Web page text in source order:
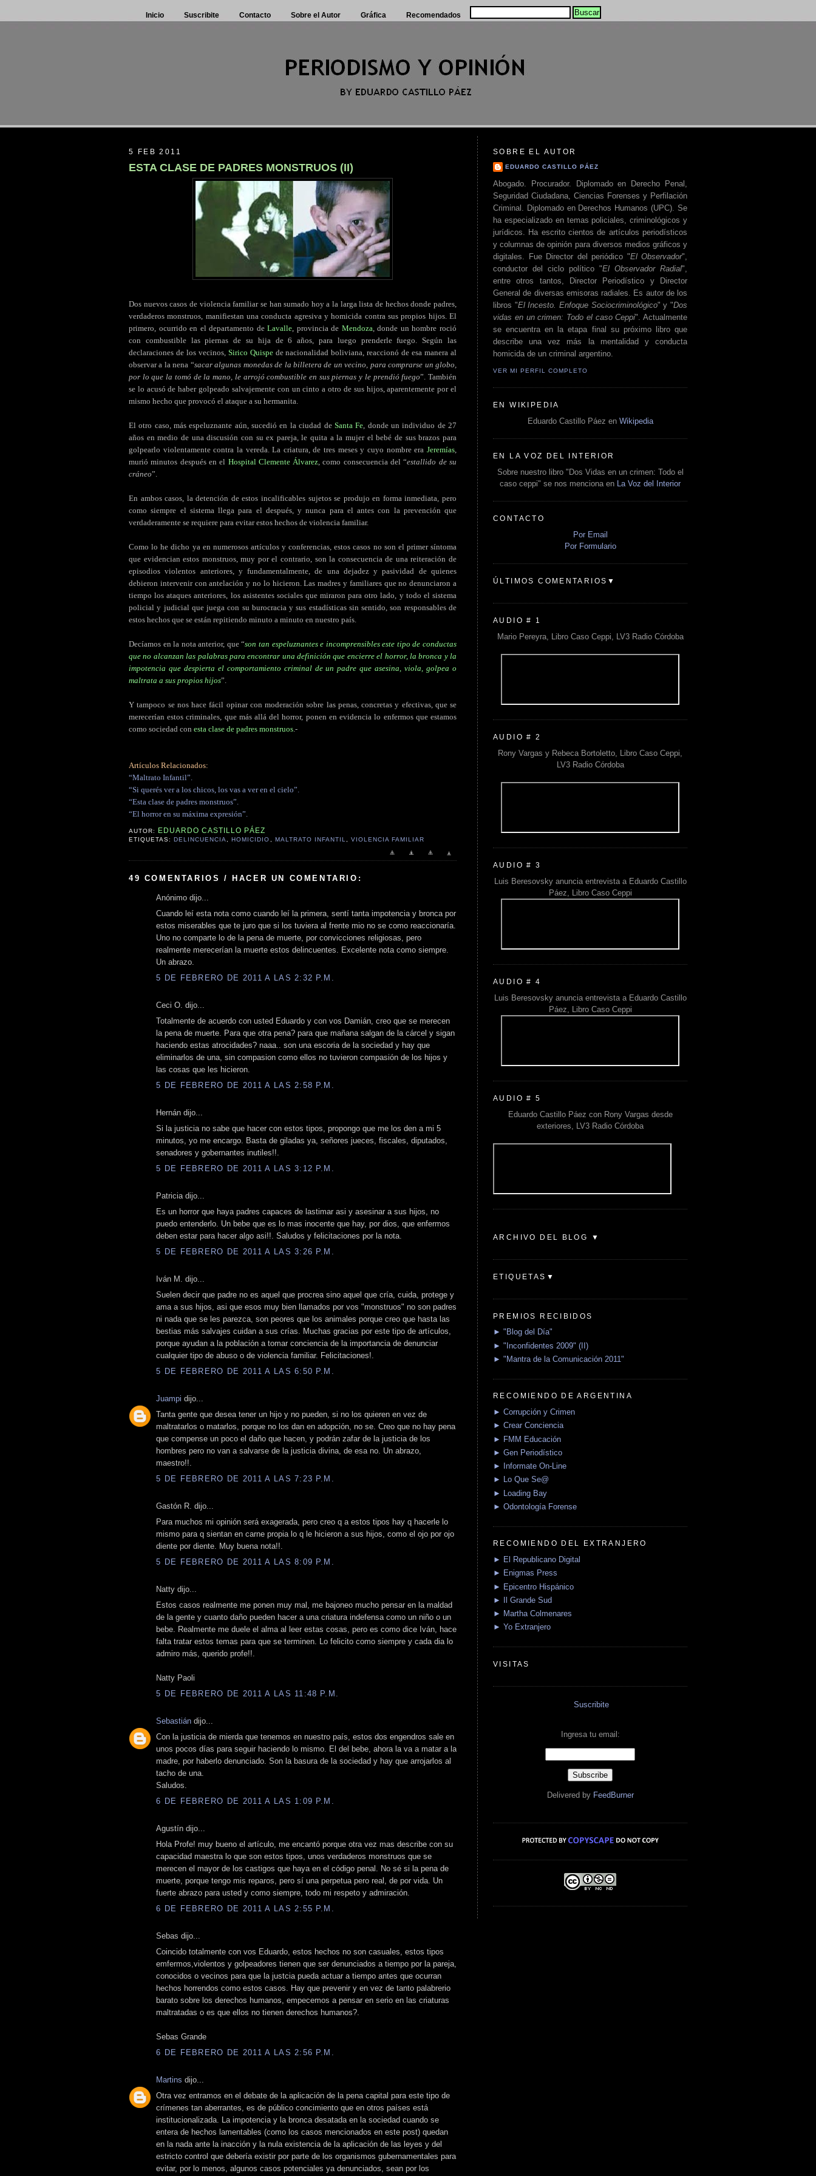
Inicio Suscribite Contacto Sobre el Autor Gráfica Recomendados
5 FEB 2011
ESTA CLASE DE PADRES MONSTRUOS (II)
Dos nuevos casos de violencia familiar se han sumado hoy a la larga lista de hechos donde padres,
verdaderos monstruos, manifiestan una conducta agresiva y homicida contra sus propios hijos. El
primero, ocurrido en el departamento deLavalle, provincia de Mendoza, donde un hombre roció
con combustible las piernas de su hija de 6 años, para luego prenderle fuego. Según las
declaraciones de los vecinos, Sirico Quispede nacionalidad boliviana, reaccionó de esa manera al
observar a la nena “sacar algunas monedas de la billetera de un vecino, para comprarse un globo,
por lo que la tomó de la mano, le arrojó combustible en sus piernas y le prendió fuego”. También
se lo acusó de haber golpeado salvajemente con un cinto a otro de sus hijos, aparentemente por el
mismo hecho que provocó el ataque a su hermanita.
El otro caso, más espeluznante aún, sucedió en la ciudad de Santa Fe, donde un individuo de 27
años en medio de una discusión con su ex pareja, le quita a la mujer el bebé de sus brazos para
golpearlo violentamente contra la vereda. La criatura, de tres meses y cuyo nombre era Jeremías,
murió minutos después en el Hospital Clemente Álvarez, como consecuencia del “estallido de su
cráneo”.
En ambos casos, la detención de estos incalificables sujetos se produjo en forma inmediata, pero
como siempre el sistema llega para el después, y nunca para el antes con la prevención que
verdaderamente se requiere para evitar estos hechos de violencia familiar.
Como lo he dicho ya en numerosos artículos y conferencias, estos casos no son el primer síntoma
que evidencian estos monstruos, muy por el contrario, son la consecuencia de una reiteración de
episodios violentos anteriores, y fundamentalmente, de una dejadez y pasividad de quienes
debieron intervenir con antelación y no lo hicieron. Las madres y familiares que no denunciaron a
tiempo los ataques anteriores, los asistentes sociales que miraron para otro lado, y todo el sistema
policial y judicial que juega con su burocracia y sus estadísticas sin sentido, son responsables de
estos hechos que se están repitiendo minuto a minuto en nuestro país.
Decíamos en la nota anterior, que “son tan espeluznantes e incomprensibles este tipo de conductas
que no alcanzan las palabras para encontrar una definición que encierre el horror, la bronca y la
impotencia que despierta el comportamiento criminal de un padre que asesina, viola, golpea o
maltrata a sus propios hijos”.
Y tampoco se nos hace fácil opinar con moderación sobre las penas, concretas y efectivas, que se
merecerían estos criminales, que más allá del horror, ponen en evidencia lo enfermos que estamos
como sociedad con esta clase de padres monstruos.-
Artículos Relacionados:
“Maltrato Infantil”.
“Si querés ver a los chicos, los vas a ver en el cielo”.
“Esta clase de padres monstruos”.
“El horror en su máxima expresión”.
AUTOR: EDUARDO CASTILLO PÁEZ
ETIQUETAS:DELINCUENCIA ,HOMICIDIO MALTRATO INFANTIL VIOLENCIA FAMILIAR
49 COMENTARIOS / HACER UN COMENTARIO:
Anónimo dijo...
Cuando leí esta nota como cuando leí la primera, sentí tanta impotencia y bronca por
estos miserables que te juro que si los tuviera al frente mio no se como reaccionaría.
Uno no comparte lo de la pena de muerte, por convicciones religiosas, pero
realmente merecerían la muerte estos delincuentes. Excelente nota como siempre.
Un abrazo.
5 DE FEBRERO DE 2011 A LAS 2:32 P.M.
Ceci O. dijo...
Totalmente de acuerdo con usted Eduardo y con vos Damián, creo que se merecen
la pena de muerte. Para que otra pena? para que mañana salgan de la cárcel y sigan
haciendo estas atrocidades? naaa.. son una escoria de la sociedad y hay que
eliminarlos de una, sin compasion como ellos no tuvieron compasión de los hijos y
las cosas que les hicieron.
5 DE FEBRERO DE 2011 A LAS 2:58 P.M.
Hernán dijo...
Si la justicia no sabe que hacer con estos tipos, propongo que me los den a mi 5
minutos, yo me encargo. Basta de giladas ya, señores jueces, fiscales, diputados,
senadores y gobernantes inutiles!!.
5 DE FEBRERO DE 2011 A LAS 3:12 P.M.
Patricia dijo...
Es un horror que haya padres capaces de lastimar asi y asesinar a sus hijos, no
puedo entenderlo. Un bebe que es lo mas inocente que hay, por dios, que enfermos
deben estar para hacer algo asi!!. Saludos y felicitaciones por la nota.
5 DE FEBRERO DE 2011 A LAS 3:26 P.M.
Iván M. dijo...
Suelen decir que padre no es aquel que procrea sino aquel que cría, cuida, protege y
ama a sus hijos, asi que esos muy bien llamados por vos "monstruos" no son padres
ni nada que se les parezca, son peores que los animales porque creo que hasta las
bestias más salvajes cuidan a sus crías. Muchas gracias por este tipo de artículos,
porque ayudan a la población a tomar conciencia de la importancia de denunciar
cualquier tipo de abuso o de violencia familiar. Felicitaciones!.
5 DE FEBRERO DE 2011 A LAS 6:50 P.M.
Juampi dijo...
Tanta gente que desea tener un hijo y no pueden, si no los quieren en vez de
maltratarlos o matarlos, porque no los dan en adopción, no se. Creo que no hay pena
que compense un poco el daño que hacen, y podrán zafar de la justicia de los
hombres pero no van a salvarse de la justicia divina, de esa no. Un abrazo,
maestro!!.
5 DE FEBRERO DE 2011 A LAS 7:23 P.M.
Gastón R. dijo...
Para muchos mi opinión será exagerada, pero creo q a estos tipos hay q hacerle lo
mismo para q sientan en carne propia lo q le hicieron a sus hijos, como el ojo por ojo
diente por diente. Muy buena nota!!.
5 DE FEBRERO DE 2011 A LAS 8:09 P.M.
Natty dijo...
Estos casos realmente me ponen muy mal, me bajoneo mucho pensar en la maldad
de la gente y cuanto daño pueden hacer a una criatura indefensa como un niño o un
bebe. Realmente me duele el alma al leer estas cosas, pero es como dice Iván, hace
falta tratar estos temas para que se terminen. Lo felicito como siempre y cada dia lo
admiro más, querido profe!!.
Natty Paoli
5 DE FEBRERO DE 2011 A LAS 11:48 P.M.
Sebastián dijo...
Con la justicia de mierda que tenemos en nuestro país, estos dos engendros sale en
unos pocos días para seguir haciendo lo mismo. El del bebe, ahora la va a matar a la
madre, por haberlo denunciado. Son la basura de la sociedad y hay que arrojarlos al
tacho de una.
Saludos.
6 DE FEBRERO DE 2011 A LAS 1:09 P.M.
Agustín dijo...
Hola Profe! muy bueno el artículo, me encantó porque otra vez mas describe con su
capacidad maestra lo que son estos tipos, unos verdaderos monstruos que se
merecen el mayor de los castigos que haya en el código penal. No sé si la pena de
muerte, porque tengo mis reparos, pero sí una perpetua pero real, de por vida. Un
fuerte abrazo para usted y como siempre, todo mi respeto y admiración.
6 DE FEBRERO DE 2011 A LAS 2:55 P.M.
Sebas dijo...
Coincido totalmente con vos Eduardo, estos hechos no son casuales, estos tipos
emfermos,violentos y golpeadores tienen que ser denunciados a tiempo por la pareja,
conocidos o vecinos para que la justcia pueda actuar a tiempo antes que ocurran
hechos horrendos como estos casos. Hay que prevenir y en vez de tanto palabrerio
barato sobre los derechos humanos, empecemos a pensar en serio en las criaturas
maltratadas o es que ellos no tienen derechos humanos?.
Sebas Grande
6 DE FEBRERO DE 2011 A LAS 2:56 P.M.
Martins dijo...
Otra vez entramos en el debate de la aplicación de la pena capital para este tipo de
crímenes tan aberrantes, es de público concimiento que en otros países está
institucionalizada. La impotencia y la bronca desatada en la sociedad cuando se
entera de hechos lamentables (como los casos mencionados en este post) quedan
en la nada ante la inacción y la nula existencia de la aplicación de las leyes y del
estricto control que debería existir por parte de los organismos gubernamentales para
evitar, por lo menos, algunos casos potenciales ya denunciados, sean por los
SOBRE EL AUTOR
EDUARDO CASTILLO PÁEZ
Abogado. Procurador. Diplomado en Derecho Penal,
Seguridad Ciudadana, Ciencias Forenses y Perfilación
Criminal. Diplomado en Derechos Humanos (UPC). Se
ha especializado en temas policiales, criminológicos y
jurídicos. Ha escrito cientos de artículos periodísticos
y columnas de opinión para diversos medios gráficos y
digitales. Fue Director del periódico "El Observador",
conductor del ciclo político "El Observador Radial",
entre otros tantos, Director Periodístico y Director
General de diversas emisoras radiales. Es autor de los
libros "El Incesto. Enfoque Sociocriminológico" y "Dos
vidas en un crimen: Todo el caso Ceppi". Actualmente
se encuentra en la etapa final su próximo libro que
describe una vez más la mentalidad y conducta
homicida de un criminal argentino.
VER MI PERFIL COMPLETO
EN WIKIPEDIA
Eduardo Castillo Páez en Wikipedia
EN LA VOZ DEL INTERIOR
Sobre nuestro libro "Dos Vidas en un crimen: Todo el
caso ceppi" se nos menciona en
La Voz del Interior
CONTACTO
Por Email
Por Formulario
ÚLTIMOS COMENTARIOS▼
AUDIO # 1
Mario Pereyra, Libro Caso Ceppi, LV3 Radio Córdoba
AUDIO # 2
Rony Vargas y Rebeca Bortoletto, Libro Caso Ceppi,
LV3 Radio Córdoba
AUDIO # 3
Luis Beresovsky anuncia entrevista a Eduardo Castillo
Páez, Libro Caso Ceppi
AUDIO # 4
Luis Beresovsky anuncia entrevista a Eduardo Castillo
Páez, Libro Caso Ceppi
AUDIO # 5
Eduardo Castillo Páez con Rony Vargas desde
exteriores, LV3 Radio Córdoba
ARCHIVO DEL BLOG ▼
ETIQUETAS▼
PREMIOS RECIBIDOS
► "Blog del Día"
► "Inconfidentes 2009" (II)
► "Mantra de la Comunicación 2011"
RECOMIENDO DE ARGENTINA
► Corrupción y Crimen
► Crear Conciencia
► FMM Educación
► Gen Periodístico
► Informate On-Line
► Lo Que Se@
► Loading Bay
► Odontología Forense
RECOMIENDO DEL EXTRANJERO
► El Republicano Digital
► Enigmas Press
► Epicentro Hispánico
► Il Grande Sud
► Martha Colmenares
► Yo Extranjero
VISITAS
Suscribite
Ingresa tu email:
Delivered by FeedBurner